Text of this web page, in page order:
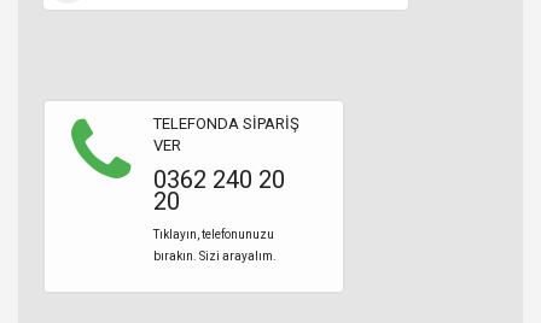
TELEFONDA SİPARİŞ
VER
0362 240 20
20
Tıklayın, telefonunuzu
bırakın. Sizi arayalım.